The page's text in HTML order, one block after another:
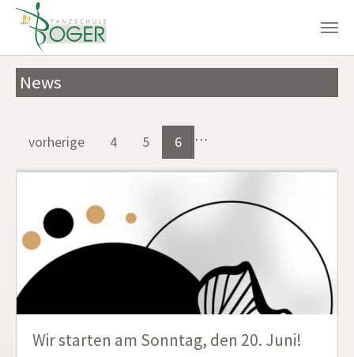
Zum Hauptinhalt springen
News
vorherige …
4 5 6
Wir starten am Sonntag, den 20. Juni!